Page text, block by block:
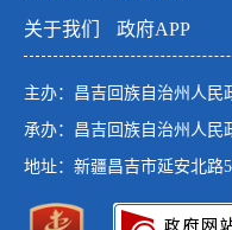
关于我们
政府APP
主办：昌吉回族自治州人民
承办：昌吉回族自治州人民
地址：新疆昌吉市延安北路